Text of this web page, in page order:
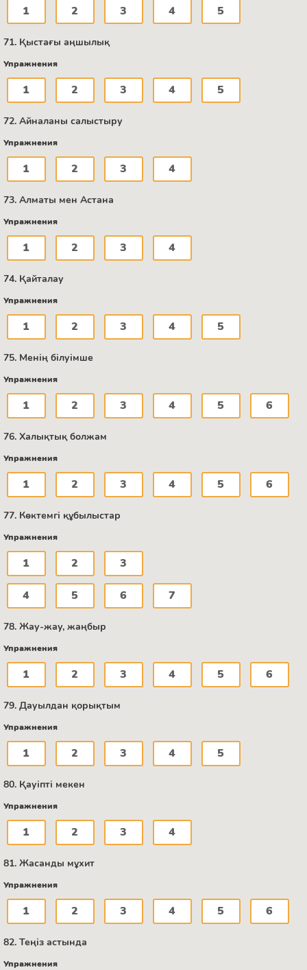
1 2 3 4 5
71. Қыстағы аңшылық
Упражнения
1 2 3 4 5
72. Айналаны салыстыру
Упражнения
1 2 3 4
73. Алматы мен Астана
Упражнения
1 2 3 4
74. Қайталау
Упражнения
1 2 3 4 5
75. Менің білуімше
Упражнения
1 2 3 4 5 6
76. Халықтық болжам
Упражнения
1 2 3 4 5 6
77. Көктемгі құбылыстар
Упражнения
1 2 3
4 5 6 7
78. Жау-жау, жаңбыр
Упражнения
1 2 3 4 5 6
79. Дауылдан қорықтым
Упражнения
1 2 3 4 5
80. Қауіпті мекен
Упражнения
1 2 3 4
81. Жасанды мұхит
Упражнения
1 2 3 4 5 6
82. Теңіз астында
Упражнения